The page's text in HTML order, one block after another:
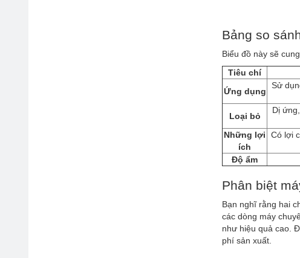
Bảng so
Biểu đồ này sẽ
Tiêu chí
Ứng dụng
Sử
Loại bỏ
Dị
Những lợi
ích
Có lợi
Độ ẩm
Phân biệt
Bạn nghĩ rằng hai
các dòng máy
như hiệu quả cao.
phí sản xuất.